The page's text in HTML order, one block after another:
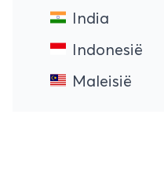
India
Indonesië
Maleisië